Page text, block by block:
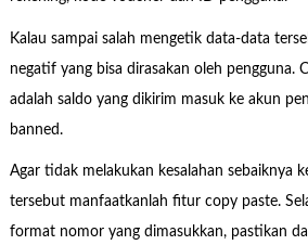
Kalau sampai salah mengetik data-data
negatif yang bisa dirasakan oleh pengguna.
adalah saldo yang dikirim masuk ke akun
banned.
Agar tidak melakukan kesalahan sebaiknya
tersebut manfaatkanlah fitur copy paste.
format nomor yang dimasukkan, pastikan